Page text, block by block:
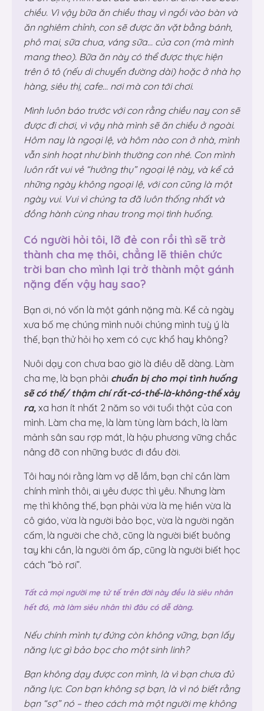
chiều. Vì vậy bữa ăn chiều thay vì ngồi vào bàn và
ăn nghiêm chỉnh, con sẽ được ăn vặt bằng bánh,
phô mai, sữa chua, váng sữa… của con (mà mình
mang theo). Bữa ăn này có thể được thực hiện
trên ô tô (nếu di chuyển đường dài) hoặc ở nhà họ
hàng, siêu thị, cafe… nơi mà con tới chơi.
Mình luôn báo trước với con rằng chiều nay con sẽ
được đi chơi, vì vậy nhà mình sẽ ăn chiều ở ngoài.
Hôm nay là ngoại lệ, và hôm nào con ở nhà, mình
vẫn sinh hoạt như bình thường con nhé. Con mình
luôn rất vui vẻ “hưởng thụ” ngoại lệ này, và kể cả
những ngày không ngoại lệ, với con cũng là một
ngày vui. Vui vì chúng ta đã luôn thống nhất và
đồng hành cùng nhau trong mọi tình huống.
Có người hỏi tôi, lỡ đẻ con rồi thì sẽ trở
thành cha mẹ thôi, chẳng lẽ thiên chức
trời ban cho mình lại trở thành một gánh
nặng đến vậy hay sao?
Bạn ơi, nó vốn là một gánh nặng mà. Kể cả ngày
xưa bố mẹ chúng mình nuôi chúng mình tuỳ ý là
thế, bạn thử hỏi họ xem có cực khổ hay không?
Nuôi dạy con chưa bao giờ là điều dễ dàng. Làm
cha mẹ, là bạn phải chuẩn bị cho mọi tình huống
sẽ có thể/ thậm chí rất-có-thể-là-không-thể xảy
ra, xa hơn ít nhất 2 năm so với tuổi thật của con
mình. Làm cha mẹ, là làm tùng làm bách, là làm
mảnh sân sau rợp mát, là hậu phương vững chắc
nâng đỡ con những bước đi đầu đời.
Tôi hay nói rằng làm vợ dễ lắm, bạn chỉ cần làm
chính mình thôi, ai yêu được thì yêu. Nhưng làm
mẹ thì không thế, bạn phải vừa là mẹ hiền vừa là
cô giáo, vừa là người bảo bọc, vừa là người ngăn
cấm, là người che chở, cũng là người biết buông
tay khi cần, là người ôm ấp, cũng là người biết học
cách “bỏ rơi”.
Tất cả mọi người mẹ tử tế trên đời này đều là siêu nhân
hết đó, mà làm siêu nhân thì đâu có dễ dàng.
Nếu chính mình tự đứng còn không vững, bạn lấy
năng lực gì bảo bọc cho một sinh linh?
Bạn không dạy được con mình, là vì bạn chưa đủ
năng lực. Con bạn không sợ bạn, là vì nó biết rằng
bạn “sợ” nó – theo cách mà một người mẹ không